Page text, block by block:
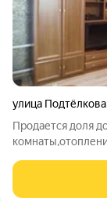
улица Подтёлкова
Продается доля
сделан
участке есть